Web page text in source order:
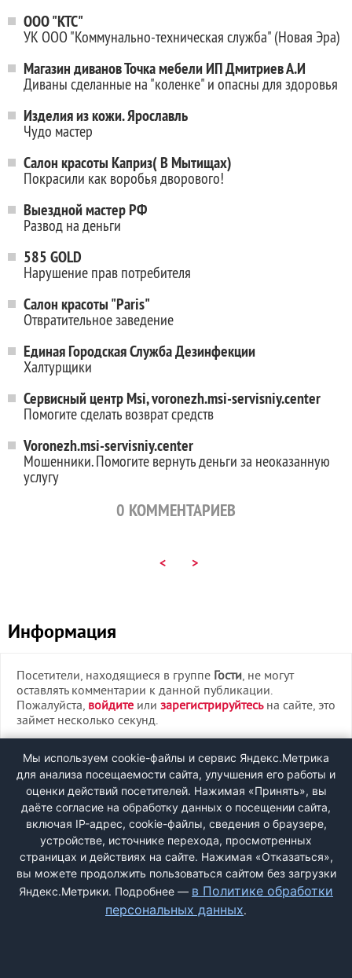
ООО "КТС"
УК ООО "Коммунально-техническая служба" (Новая Эра)
Магазин диванов Точка мебели ИП Дмитриев А.И
Диваны сделанные на "коленке" и опасны для здоровья
Изделия из кожи. Ярославль
Чудо мастер
Салон красоты Каприз( В Мытищах)
Покрасили как воробья дворового!
Выездной мастер РФ
Развод на деньги
585 GOLD
Нарушение прав потребителя
Салон красоты "Paris"
Отвратительное заведение
Единая Городская Служба Дезинфекции
Халтурщики
Сервисный центр Msi, voronezh.msi-servisniy.center
Помогите сделать возврат средств
Voronezh.msi-servisniy.center
Мошенники. Помогите вернуть деньги за неоказанную
услугу
0 КОММЕНТАРИЕВ
< >
Информация
Посетители, находящиеся в группе Гости, не могут
оставлять комментарии к данной публикации.
Пожалуйста, войдите или зарегистрируйтесьна сайте, это
займет несколько секунд.
ВХОД
РЕГИСТРАЦИЯ
Быстрая регистрациячерез соцсети:
Мы используем cookie-файлы и сервис Яндекс.Метрика
для анализа посещаемости сайта, улучшения его работы и
оценки действий посетителей. Нажимая «Принять», вы
даёте согласие на обработку данных о посещении сайта,
включая IP-адрес, cookie-файлы, сведения о браузере,
устройстве, источнике перехода, просмотренных
страницах и действиях на сайте. Нажимая «Отказаться»,
вы можете продолжить пользоваться сайтом без загрузки
Яндекс.Метрики. Подробнее — в Политике обработки
персональных данных.